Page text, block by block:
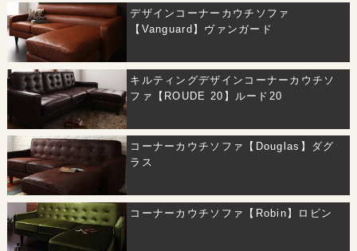
デザインコーナーカウチソファ
【Vanguard】ヴァンガード
キルティングデザインコーナーカウチソ
ファ【ROUDE 20】ルード20
コーナーカウチソファ【Douglas】ダグ
ラス
コーナーカウチソファ【Robin】ロビン